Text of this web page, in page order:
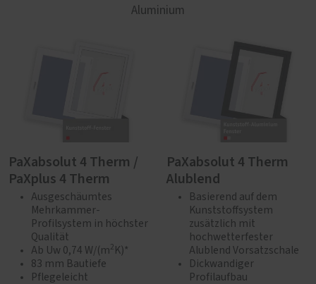
Aluminium
PaXabsolut 4 Therm /
PaXplus 4 Therm
Ausgeschäumtes
Mehrkammer-
Profilsystem in höchster
Qualität
Ab Uw 0,74 W/(m2 K)*
83 mm Bautiefe
Pflegeleicht
PaXabsolut 4 Therm
Alublend
Basierend auf dem
Kunststoffsystem
zusätzlich mit
hochwetterfester
Alublend Vorsatzschale
Dickwandiger
Profilaufbau